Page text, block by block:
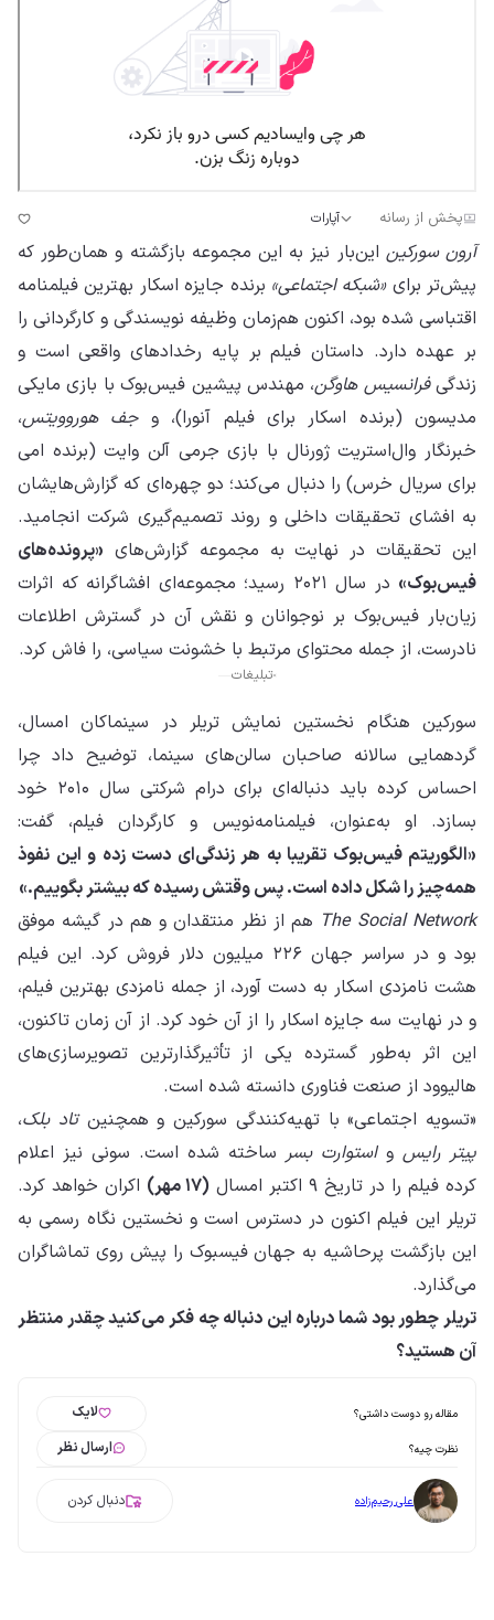
پخش از رسانه آپارات
آرون سورکین این‌بار نیز به این مجموعه بازگشته و همان‌طور که
پیش‌تر برای«شبکه اجتماعی» برنده جایزه اسکار بهترین فیلمنامه
اقتباسی شده بود، اکنون هم‌زمان وظیفه نویسندگی و کارگردانی را
بر عهده دارد. داستان فیلم بر پایه رخدادهای واقعی است و
زندگیفرانسیس هاوگن، مهندس پیشین فیس‌بوک با بازی مایکی
مدیسون (برنده اسکار برای فیلم آنورا)، وجف هوروویتس،
خبرنگار وال‌استریت ژورنال با بازی جرمی آلن وایت (برنده امی
برای سریال خرس) را دنبال می‌کند؛ دو چهره‌ای که گزارش‌هایشان
به افشای تحقیقات داخلی و روند تصمیم‌گیری شرکت انجامید.
این تحقیقات در نهایت به مجموعه گزارش‌های «پرونده‌های
فیس‌بوک»
در سال ۲۰۲۱ رسید؛ مجموعه‌ای افشاگرانه که اثرات
زیان‌بار فیس‌بوک بر نوجوانان و نقش آن در گسترش اطلاعات
نادرست، از جمله محتوای مرتبط با خشونت سیاسی، را فاش کرد.
تبلیغات
سورکین هنگام نخستین نمایش تریلر در سینماکان امسال،
گردهمایی سالانه صاحبان سالن‌های سینما، توضیح داد چرا
احساس کرده باید دنباله‌ای برای درام شرکتی سال ۲۰۱۰ خود
بسازد. او به‌عنوان، فیلمنامه‌نویس و کارگردان فیلم، گفت:
«الگوریتم فیس‌بوک تقریبا به هر زندگی‌ای دست زده و این نفوذ
همه‌چیز را شکل داده است. پس وقتش رسیده که بیشتر بگوییم.»
The Social Network هم از نظر منتقدان و هم در گیشه موفق
بود و در سراسر جهان ۲۲۶ میلیون دلار فروش کرد. این فیلم
هشت نامزدی اسکار به دست آورد، از جمله نامزدی بهترین فیلم،
و در نهایت سه جایزه اسکار را از آن خود کرد. از آن زمان تاکنون،
این اثر به‌طور گسترده یکی از تأثیرگذارترین تصویرسازی‌های
هالیوود از صنعت فناوری دانسته شده است.
«تسویه اجتماعی» با تهیه‌کنندگی سورکین و همچنینتاد بلک،
پیتر رایس واستوارت بسر ساخته شده است. سونی نیز اعلام
کرده فیلم را در تاریخ ۹ اکتبر امسال
(۱۷ مهر)
اکران خواهد کرد.
تریلر این فیلم اکنون در دسترس است و نخستین نگاه رسمی به
این بازگشت پرحاشیه به جهان فیسبوک را پیش روی تماشاگران
می‌گذارد.
تریلر چطور بود شما درباره این دنباله چه فکر می‌کنید چقدر منتظر
آن هستید؟
مقاله رو دوست داشتی؟ لایک
نظرت چیه؟ ارسال نظر
علی رحیم‌زاده دنبال کردن